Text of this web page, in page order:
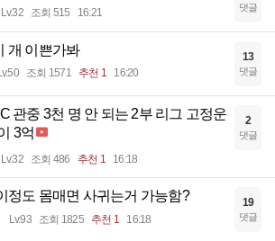
Lv.32 조회 515 16:21 댓글
개 이쁜가봐
조회 1571 추천 1 16:20
13
댓글
관중 3천 명 안 되는 2부 리그 고정운
3억
Lv.32 조회 486 추천 1 16:18
2
댓글
정도 몸매면 사귀는거 가능함?
Lv.93 조회 1825 추천 1 16:18
19
댓글